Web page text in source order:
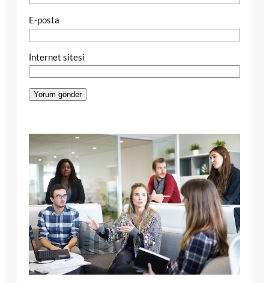
E-posta
İnternet sitesi